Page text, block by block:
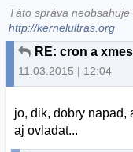
Táto správa
http://kernelultras.org
RE: cron a
11.03.2015 | 12:04
jo, dik, dobry napad,
aj ovladat...